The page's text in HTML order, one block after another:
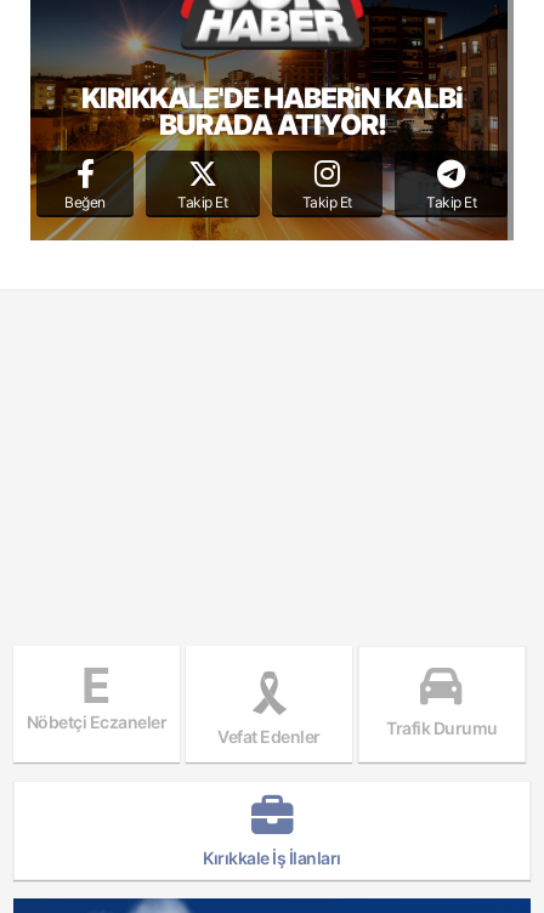
KIRIKKALE'DE HABERiN KALBi
BURADA ATIYOR!
Beğen Takip Et Takip Et Takip Et
E
Nöbetçi Eczaneler
Vefat Edenler Trafik Durumu
Kırıkkale İş İlanları